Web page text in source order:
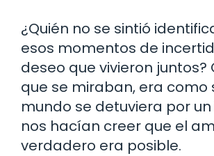
¿Quién no se sintió
esos momentos de
deseo que vivieron juntos?
que se miraban, era como
mundo se detuviera por
nos hacían creer que el
verdadero era posible.